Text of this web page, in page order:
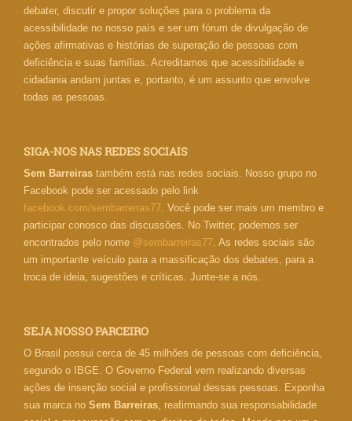
debater, discutir e propor soluções para o problema da
acessibilidade no nosso país e ser um fórum de divulgação de
ações afirmativas e histórias de superação de pessoas com
deficiência e suas famílias. Acreditamos que acessibilidade e
cidadania andam juntas e, portanto, é um assunto que envolve
todas as pessoas.
SIGA-NOS NAS REDES SOCIAIS
Sem Barreiras também está nas redes sociais. Nosso grupo no
Facebook pode ser acessado pelo link
facebook.com/sembarreiras77 . Você pode ser mais um membro e
participar conosco das discussões. No Twitter, podemos ser
encontrados pelo nome @sembarreiras77 . As redes sociais são
um importante veículo para a massificação dos debates, para a
troca de ideia, sugestões e críticas. Junte-se a nós.
SEJA NOSSO PARCEIRO
O Brasil possui cerca de 45 milhões de pessoas com deficiência,
segundo o IBGE. O Governo Federal vem realizando diversas
ações de inserção social e profissional dessas pessoas. Exponha
sua marca no Sem Barreiras , reafirmando sua responsabilidade